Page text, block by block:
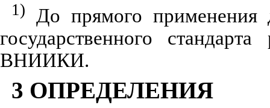
1)
До прямого применения
государственного
ВНИИКИ.
3 ОПРЕДЕЛЕНИЯ